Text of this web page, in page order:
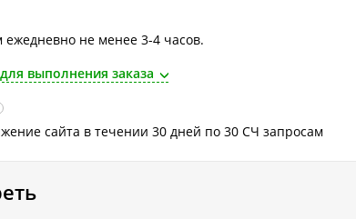
не менее 3-4 часов.
выполнения заказа
сайта в течении 30 дней по 30 СЧ запросам